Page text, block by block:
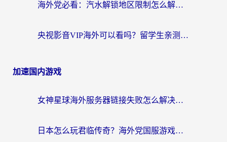
海外党必看：汽水解锁地区限制怎么解除？3招解决国内影音&生活服务难题
央视影音VIP海外可以看吗？留学生亲测有效的回国加速器选择指南
加速国内游戏
女神星球海外服务器链接失败怎么解决？海外党国服游戏加速避坑指南
日本怎么玩君临传奇？海外党国服游戏加速避坑指南（附菲律宾欧洲玩家实测）